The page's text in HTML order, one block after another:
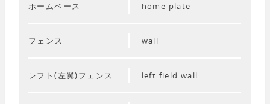
ホームベース home plate
フェンス wall
レフト(左翼)フェンス left field wall